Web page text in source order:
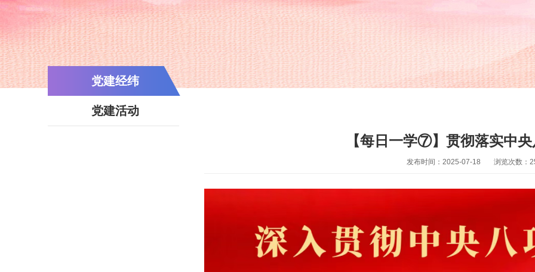
党建经纬
党建活动
【每日一学⑦】贯彻落实中
发布时间：2025-07-18 浏览次数：